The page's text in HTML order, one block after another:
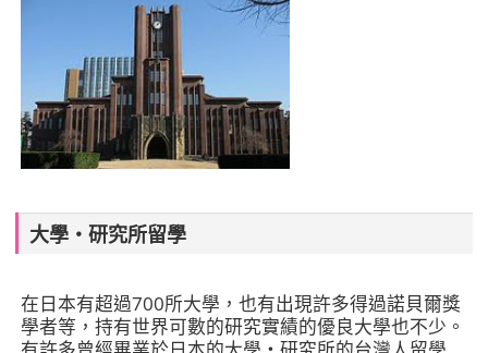
大學‧研究所留學
在日本有超過700所大學，也有出現許多得過諾貝爾獎
學者等，持有世界可數的研究實績的優良大學也不少。